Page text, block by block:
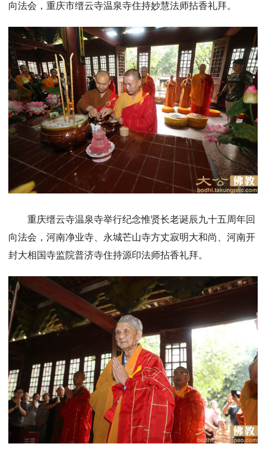
向法会，重庆市缙云寺温泉寺住持妙慧法师拈香礼拜。
重庆缙云寺温泉寺举行纪念惟贤长老诞辰九十五周年回
向法会，河南净业寺、永城芒山寺方丈寂明大和尚、河南开
封大相国寺监院普济寺住持源印法师拈香礼拜。